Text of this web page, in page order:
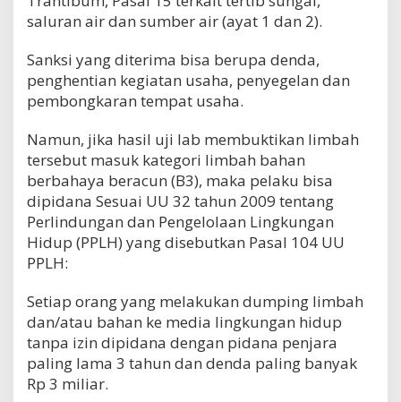
saluran air dan sumber air (ayat 1 dan 2).
Sanksi yang diterima bisa berupa denda,
penghentian kegiatan usaha, penyegelan dan
pembongkaran tempat usaha.
Namun, jika hasil uji lab membuktikan limbah
tersebut masuk kategori limbah bahan
berbahaya beracun (B3), maka pelaku bisa
dipidana Sesuai UU 32 tahun 2009 tentang
Perlindungan dan Pengelolaan Lingkungan
Hidup (PPLH) yang disebutkan Pasal 104 UU
PPLH:
Setiap orang yang melakukan dumping limbah
dan/atau bahan ke media lingkungan hidup
tanpa izin dipidana dengan pidana penjara
paling lama 3 tahun dan denda paling banyak
Rp 3 miliar.